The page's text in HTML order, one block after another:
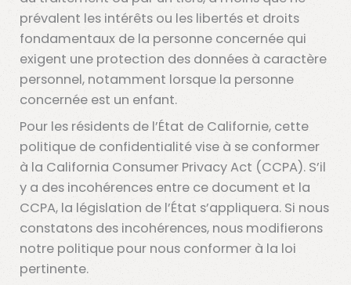
prévalent les intérêts ou les libertés et droits
fondamentaux de la personne concernée qui
exigent une protection des données à caractère
personnel, notamment lorsque la personne
concernée est un enfant.
Pour les résidents de l’État de Californie, cette
politique de confidentialité vise à se conformer
à la California Consumer Privacy Act (CCPA). S’il
y a des incohérences entre ce document et la
CCPA, la législation de l’État s’appliquera. Si nous
constatons des incohérences, nous modifierons
notre politique pour nous conformer à la loi
pertinente.